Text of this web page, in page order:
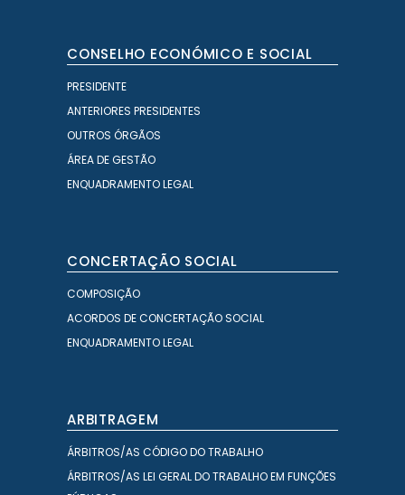
CONSELHO ECONÓMICO E SOCIAL
PRESIDENTE
ANTERIORES PRESIDENTES
OUTROS ÓRGÃOS
ÁREA DE GESTÃO
ENQUADRAMENTO LEGAL
CONCERTAÇÃO SOCIAL
COMPOSIÇÃO
ACORDOS DE CONCERTAÇÃO SOCIAL
ENQUADRAMENTO LEGAL
ARBITRAGEM
ÁRBITROS/AS CÓDIGO DO TRABALHO
ÁRBITROS/AS LEI GERAL DO TRABALHO EM FUNÇÕES